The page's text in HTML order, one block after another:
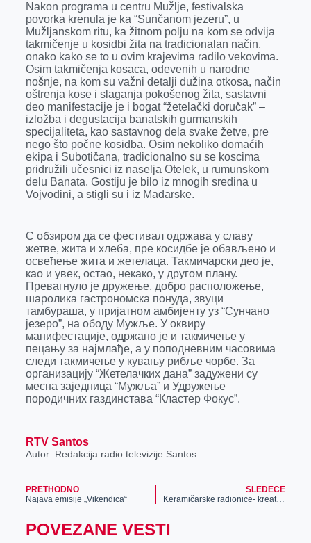
Nakon programa u centru Mužlje, festivalska
povorka krenula je ka “Sunčanom jezeru”, u
Mužljanskom ritu, ka žitnom polju na kom se odvija
takmičenje u kosidbi žita na tradicionalan način,
onako kako se to u ovim krajevima radilo vekovima.
Osim takmičenja kosaca, odevenih u narodne
nošnje, na kom su važni detalji dužina otkosa, način
oštrenja kose i slaganja pokošenog žita, sastavni
deo manifestacije je i bogat “žetelački doručak” –
izložba i degustacija banatskih gurmanskih
specijaliteta, kao sastavnog dela svake žetve, pre
nego što počne kosidba. Osim nekoliko domaćih
ekipa i Subotičana, tradicionalno su se koscima
pridružili učesnici iz naselja Otelek, u rumunskom
delu Banata. Gostiju je bilo iz mnogih sredina u
Vojvodini, a stigli su i iz Mađarske.
С обзиром да се фестивал одржава у славу
жетве, жита и хлеба, пре косидбе је обављено и
освећење жита и жетелаца. Такмичарски део је,
као и увек, остао, некако, у другом плану.
Превагнуло је дружење, добро расположење,
шаролика гастрономска понуда, звуци
тамбураша, у пријатном амбијенту уз “Сунчано
језеро”, на ободу Мужље. У оквиру
манифестације, одржано је и такмичење у
пецању за најмлађе, а у поподневним часовима
следи такмичење у кувању рибље чорбе. За
организацију “Жетелачких дана” задужени су
месна заједница “Мужља” и Удружење
породичних газдинстава “Кластер Фокус”.
RTV Santos
Autor: Redakcija radio televizije Santos
PRETHODNO
Najava emisije „Vikendica“
SLEDEĆE
Keramičarske radionice- kreativna relaksacija
POVEZANE VESTI